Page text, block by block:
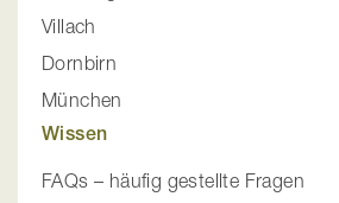
Villach
Dornbirn
München
Wissen
FAQs – häufig gestellte Fragen